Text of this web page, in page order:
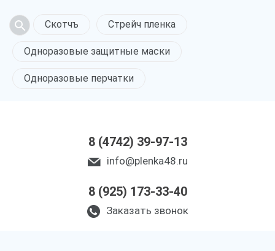
Скотчъ Стрейч пленка
Одноразовые защитные маски
Одноразовые перчатки
8 (4742) 39-97-13
info@plenka48.ru
8 (925) 173-33-40
Заказать звонок